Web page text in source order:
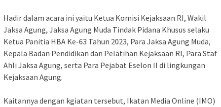
Hadir dalam acara ini yaitu Ketua Komisi Kejaksaan RI, Wakil
Jaksa Agung, Jaksa Agung Muda Tindak Pidana Khusus selaku
Ketua Panitia HBA Ke-63 Tahun 2023, Para Jaksa Agung Muda,
Kepala Badan Pendidikan dan Pelatihan Kejaksaan RI, Para Staf
Ahli Jaksa Agung, serta Para Pejabat Eselon II di lingkungan
Kejaksaan Agung.
Kaitannya dengan kgiatan tersebut, Ikatan Media Online (IMO)